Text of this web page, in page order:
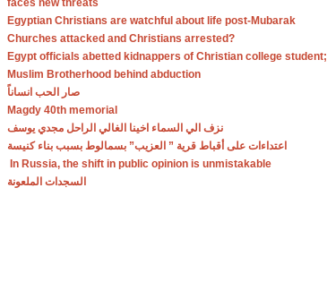
faces new threats
Egyptian Christians are watchful about life post-Mubarak
Churches attacked and Christians arrested?
Egypt officials abetted kidnappers of Christian college student;
Muslim Brotherhood behind abduction
صار الحب انساناً
Magdy 40th memorial
نزف الي السماء اخينا الغالي الراحل مجدي يوسف
اعتداءات على أقباط قرية ” العزيب” بسمالوط بسبب بناء كنيسة
In Russia, the shift in public opinion is unmistakable
السجدات الملعونة